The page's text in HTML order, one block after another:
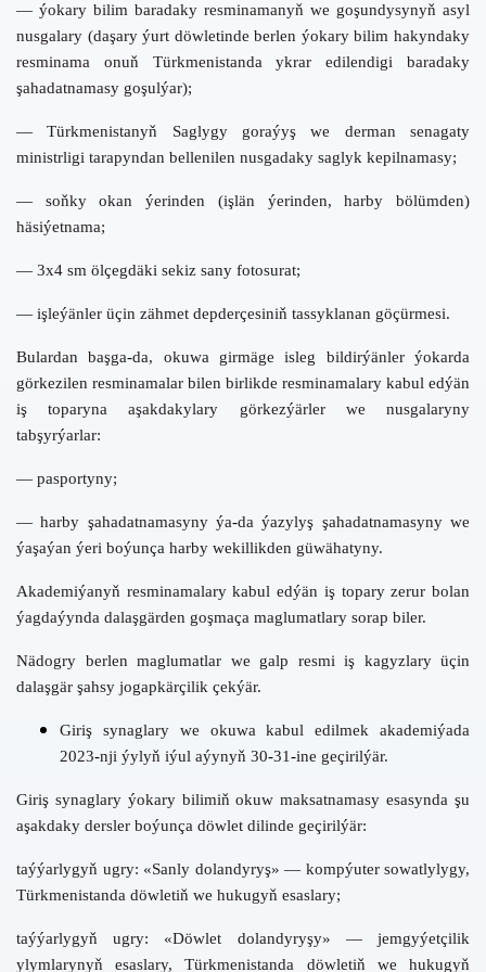
— ýokary bilim baradaky resminamanyň we goşundysynyň asyl
nusgalary (daşary ýurt döwletinde berlen ýokary bilim hakyndaky
resminama onuň Türkmenistanda ykrar edilendigi baradaky
şahadatnamasy goşulýar);
— Türkmenistanyň Saglygy goraýyş we derman senagaty
ministrligi tarapyndan bellenilen nusgadaky saglyk kepilnamasy;
— soňky okan ýerinden (işlän ýerinden, harby bölümden)
häsiýetnama;
— 3x4 sm ölçegdäki sekiz sany fotosurat;
— işleýänler üçin zähmet depderçesiniň tassyklanan göçürmesi.
Bulardan başga-da, okuwa girmäge isleg bildirýänler ýokarda
görkezilen resminamalar bilen birlikde resminamalary kabul edýän
iş toparyna aşakdakylary görkezýärler we nusgalaryny
tabşyrýarlar:
— pasportyny;
— harby şahadatnamasyny ýa-da ýazylyş şahadatnamasyny we
ýaşaýan ýeri boýunça harby wekillikden güwähatyny.
Akademiýanyň resminamalary kabul edýän iş topary zerur bolan
ýagdaýynda dalaşgärden goşmaça maglumatlary sorap biler.
Nädogry berlen maglumatlar we galp resmi iş kagyzlary üçin
dalaşgär şahsy jogapkärçilik çekýär.
Giriş synaglary we okuwa kabul edilmek akademiýada
2023-nji ýylyň iýul aýynyň 30-31-ine geçirilýär.
Giriş synaglary ýokary bilimiň okuw maksatnamasy esasynda şu
aşakdaky dersler boýunça döwlet dilinde geçirilýär:
taýýarlygyň ugry: «Sanly dolandyryş» — kompýuter sowatlylygy,
Türkmenistanda döwletiň we hukugyň esaslary;
taýýarlygyň ugry: «Döwlet dolandyryşy» — jemgyýetçilik
ylymlarynyň esaslary, Türkmenistanda döwletiň we hukugyň